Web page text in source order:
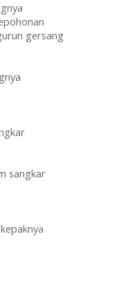
gersang
sangkar